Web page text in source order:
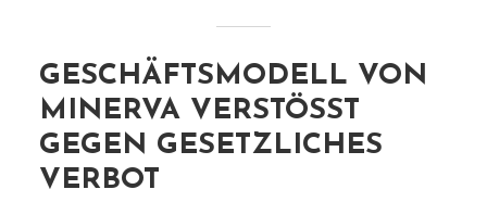
GESCHÄFTSMODELL VON
MINERVA VERSTÖSST G
EGEN GESETZLICHES V
ERBOT